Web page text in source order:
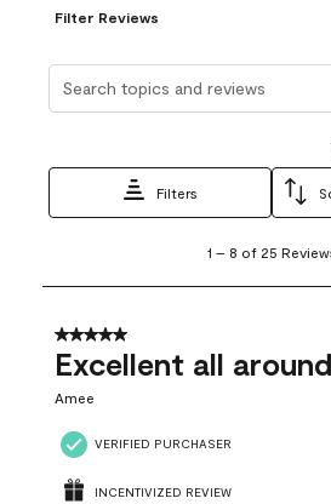
Filter Reviews
Filters
8
25
Reviews
1 – 8 of 25
5 out of 5 stars.
Excellent all
Amee
VERIFIED PURCHASER
INCENTIVIZED REVIEW